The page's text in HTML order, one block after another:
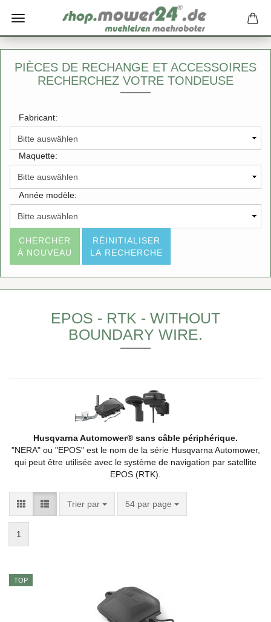
PIÈCES DE RECHANGE ET ACCESSOIRES
RECHERCHEZ VOTRE TONDEUSE
Fabricant:
Maquette:
Année modèle:
CHERCHER
À NOUVEAU
RÉINITIALISER
LA RECHERCHE
EPOS - RTK - WITHOUT
BOUNDARY WIRE.
Husqvarna Automower® sans câble périphérique.
"NERA" ou "EPOS" est le nom de la série Husqvarna Automower,
qui peut être utilisée avec le système de navigation par satellite
EPOS (RTK).
Trier par 54 par page
1
TOP